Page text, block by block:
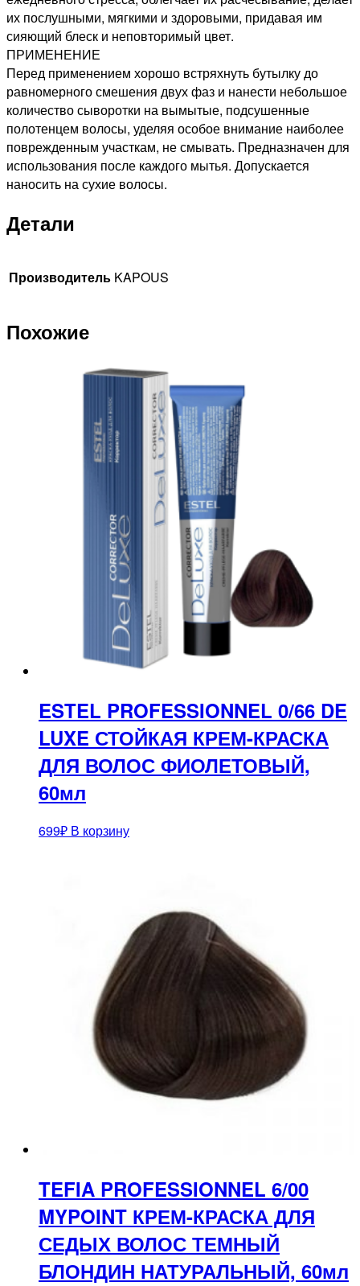
их послушными, мягкими и здоровыми, придавая им
сияющий блеск и неповторимый цвет.
ПРИМЕНЕНИЕ
Перед применением хорошо встряхнуть бутылку до
равномерного смешения двух фаз и нанести небольшое
количество сыворотки на вымытые, подсушенные
полотенцем волосы, уделяя особое внимание наиболее
поврежденным участкам, не смывать. Предназначен для
использования после каждого мытья. Допускается
наносить на сухие волосы.
Детали
Производитель KAPOUS
Похожие
ESTEL PROFESSIONNEL 0/66 DE
LUXE СТОЙКАЯ КРЕМ-КРАСКА
ДЛЯ ВОЛОС ФИОЛЕТОВЫЙ,
60мл
699₽ В корзину
TEFIA PROFESSIONNEL 6/00
MYPOINT КРЕМ-КРАСКА ДЛЯ
СЕДЫХ ВОЛОС ТЕМНЫЙ
БЛОНДИН НАТУРАЛЬНЫЙ, 60мл